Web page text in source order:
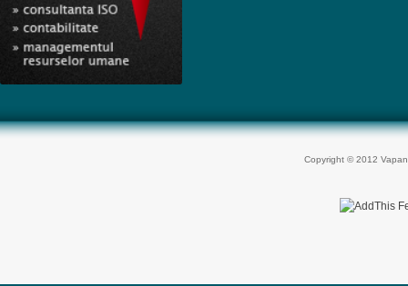
Copyright © 2012